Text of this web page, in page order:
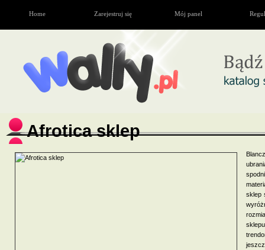
Home Zarejestruj się Mój panel
Afrotica sklep
sklep